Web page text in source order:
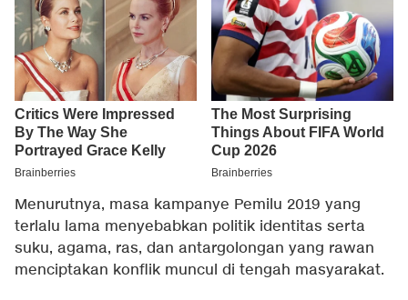
Menurutnya, masa kampanye Pemilu 2019 yang
terlalu lama menyebabkan politik identitas serta
suku, agama, ras, dan antargolongan yang rawan
menciptakan konflik muncul di tengah masyarakat.